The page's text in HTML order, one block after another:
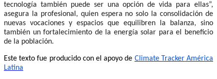
tecnología también puede ser una opción de vida para ellas”,
asegura la profesional, quien espera no solo la consolidación de
nuevas vocaciones y espacios que equilibren la balanza, sino
también un fortalecimiento de la energía solar para el beneficio
de la población.
Este texto fue producido con el apoyo de Climate Tracker América
Latina